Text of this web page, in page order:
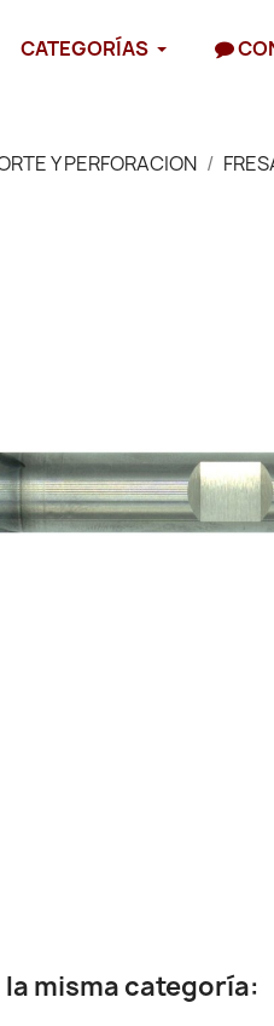
CATEGORÍAS
Y PERFORACION
misma categoría: